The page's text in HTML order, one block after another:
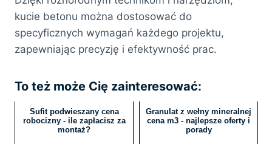
kucie betonu można dostosować do
specyficznych wymagań każdego projektu,
zapewniając precyzję i efektywność prac.
To też może Cię zainteresować:
Sufit podwieszany cena
robocizny - ile zapłacisz za
montaż?
Granulat z wełny mineralnej
cena m3 - najlepsze oferty i
porady